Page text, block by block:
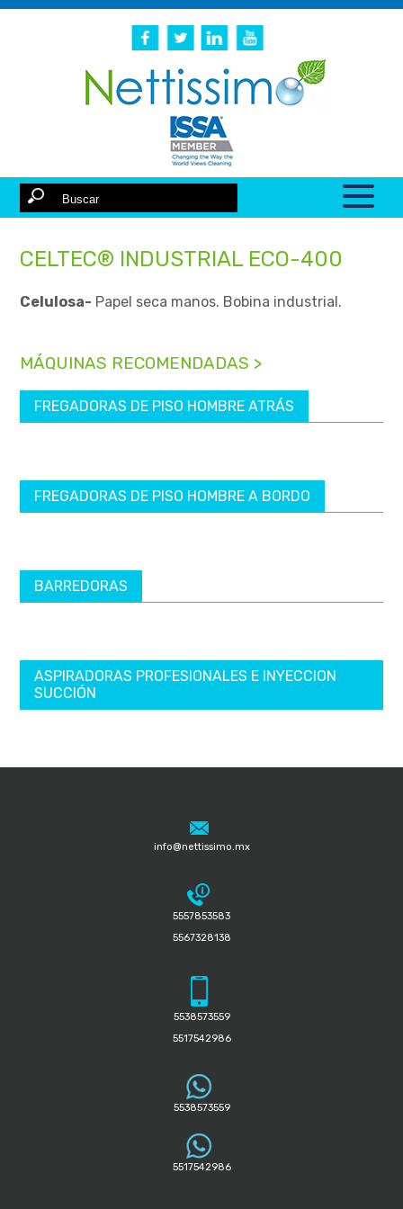
CELTEC® INDUSTRIAL ECO-400
Celulosa- Papel seca manos. Bobina industrial.
MÁQUINAS RECOMENDADAS >
FREGADORAS DE PISO HOMBRE ATRÁS
FREGADORAS DE PISO HOMBRE A BORDO
BARREDORAS
ASPIRADORAS PROFESIONALES E INYECCION
SUCCIÓN
info@nettissimo.mx
5557853583
5567328138
5538573559
5517542986
5538573559
5517542986